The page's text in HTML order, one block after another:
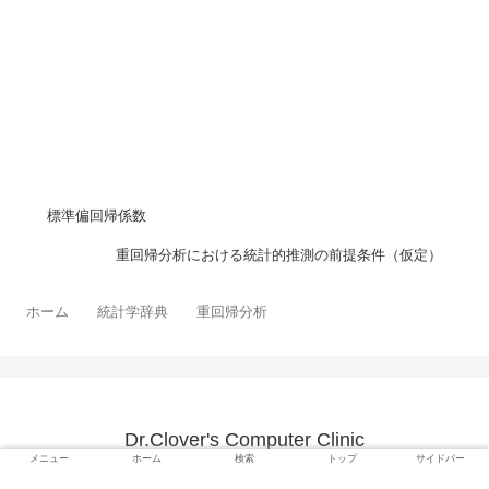
標準偏回帰係数
重回帰分析における統計的推測の前提条件（仮定）
ホーム 統計学辞典 重回帰分析
Dr.Clover's Computer Clinic
メニュー ホーム 検索 トップ サイドバー